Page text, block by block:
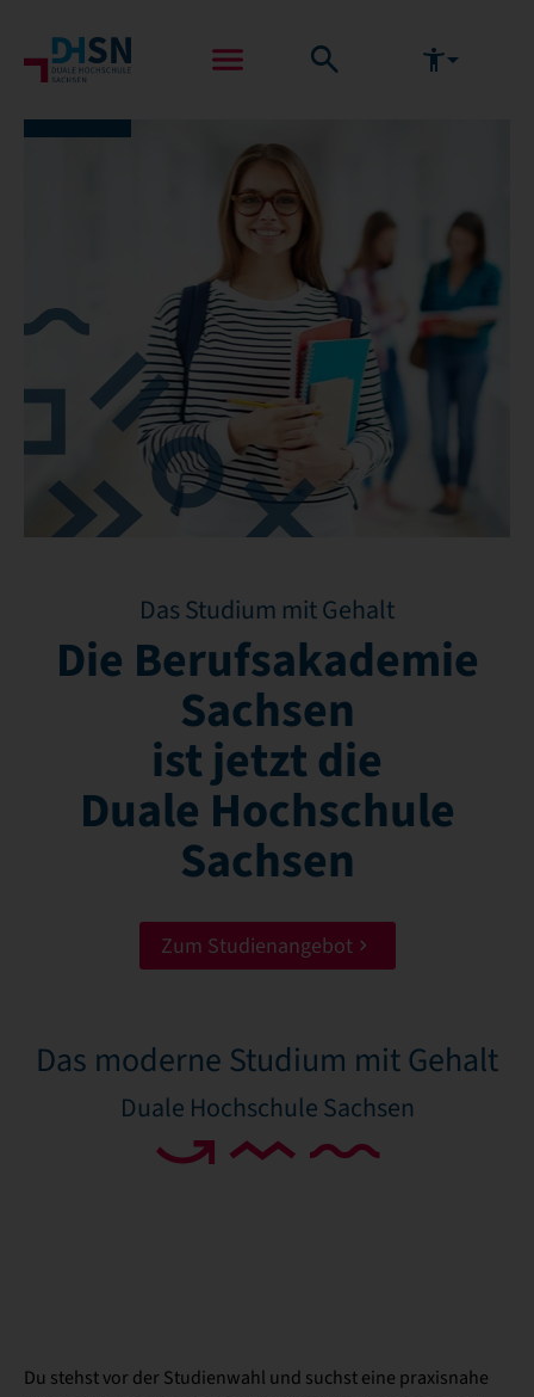
Das Studium mit Gehalt
Die Berufsakademie
Sachsen
ist jetzt die
Duale Hochschule
Sachsen
Zum Studienangebot
Das moderne Studium mit Gehalt
Duale Hochschule Sachsen
Du stehst vor der Studienwahl und suchst eine praxisnahe